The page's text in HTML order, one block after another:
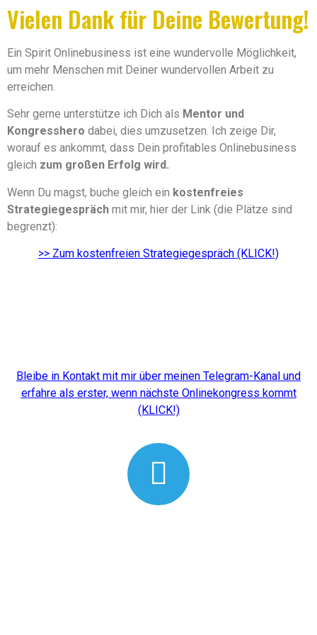
Vielen Dank für Deine Bewertung!
Ein Spirit Onlinebusiness ist eine wundervolle Möglichkeit,
um mehr Menschen mit Deiner wundervollen Arbeit zu
erreichen.
Sehr gerne unterstütze ich Dich als Mentor und
Kongresshero dabei, dies umzusetzen. Ich zeige Dir,
worauf es ankommt, dass Dein profitables Onlinebusiness
gleich zum großen Erfolg wird.
Wenn Du magst, buche gleich ein kostenfreies
Strategiegespräch mit mir, hier der Link (die Plätze sind
begrenzt):
>> Zum kostenfreien Strategiegespräch (KLICK!)
Bleibe in Kontakt mit mir über meinen Telegram-Kanal und
erfahre als erster, wenn nächste Onlinekongress kommt
(KLICK!)